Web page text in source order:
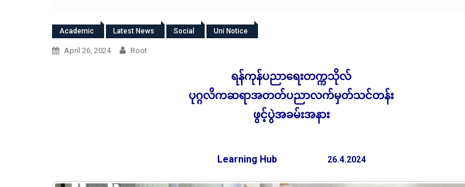
Academic Latest News Social Uni Notice
April 26, 2024 Root
ရန်ကုန်ပညာရေးတက္ကသိုလ်
ပုဂ္ဂလိကဆရာအတတ်ပညာလက်မှတ်သင်တန်း
ဖွင့်ပွဲအခမ်းအနား
Learning Hub 26.4.2024